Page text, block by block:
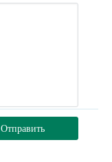
Отправить